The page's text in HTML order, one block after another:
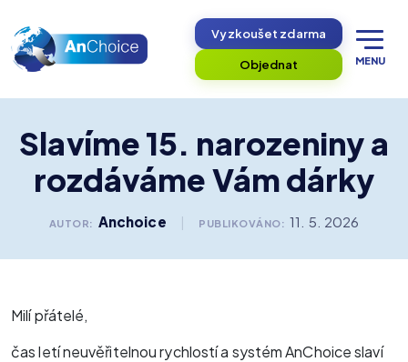
Vyzkoušet zdarma
Objednat MENU
Slavíme 15. narozeniny a
rozdáváme Vám dárky
AUTOR: Anchoice | PUBLIKOVÁNO: 11. 5. 2026
Milí přátelé,
čas letí neuvěřitelnou rychlostí a systém AnChoice slaví